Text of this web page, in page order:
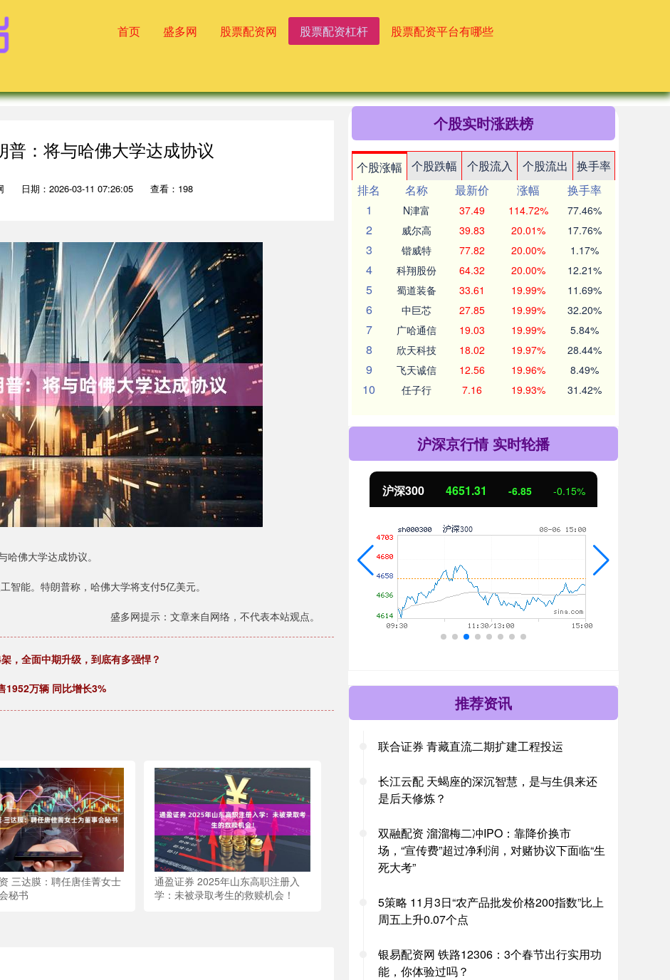
首页 盛多网 股票配资网 股票配资杠杆 股票配资平台有哪些
普：将与哈佛大学达成协议
日期：2026-03-11 07:26:05 查看：198
佛大学达成协议。
能。特朗普称，哈佛大学将支付5亿美元。
盛多网提示：文章来自网络，不代表本站观点。
，全面中期升级，到底有多强悍？
1952万辆 同比增长3%
三达膜：聘任唐佳菁女士
秘书
通盈证券 2025年山东高职注册入
学：未被录取考生的救赎机会！
个股实时涨跌榜
个股涨幅 个股跌幅 个股流入 个股流出
换手率
排名
名称 最新价 涨幅
换手率
1
N津富 37.49 114.72% 77.46%
2 威尔高 39.83 20.01% 17.76%
3 锴威特 77.82 20.00% 1.17%
4 科翔股份 64.32 20.00% 12.21%
5 蜀道装备 33.61 19.99% 11.69%
6 中巨芯 27.85 19.99% 32.20%
7 广哈通信 19.03 19.99% 5.84%
8 欣天科技 18.02 19.97% 28.44%
9 飞天诚信 12.56 19.96% 8.49%
10 任子行 7.16 19.93% 31.42%
沪深京行情 实时轮播
0.57% 深证成指 14110.12 -34.08 沪深300 4651.31 -6.85 -0.15%
推荐资讯
联合证券 青藏直流二期扩建工程投运
长江云配 天蝎座的深沉智慧，是与生俱来还
是后天修炼？
双融配资 溜溜梅二冲IPO：靠降价换市
场，“宣传费”超过净利润，对赌协议下面临“生
死大考”
5策略 11月3日“农产品批发价格200指数”比上
周五上升0.07个点
银易配资网 铁路12306：3个春节出行实用功
能，你体验过吗？